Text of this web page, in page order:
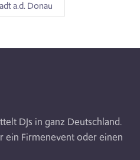
a.d. Donau
DJs in ganz Deutschland.
ein Firmenevent oder einen